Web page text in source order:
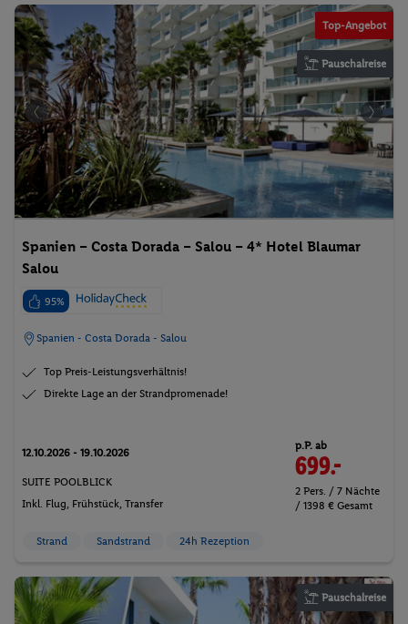
Top-Angebot
Pauschalreise
Spanien – Costa Dorada – Salou – 4* Hotel Blaumar
Salou
95%
Spanien - Costa Dorada - Salou
Top Preis-Leistungsverhältnis!
Direkte Lage an der Strandpromenade!
12.10.2026 - 19.10.2026
SUITE POOLBLICK
Inkl. Flug, Frühstück, Transfer
p.P. ab
699.-
2 Pers. / 7 Nächte
/ 1398 € Gesamt
Strand Sandstrand 24h Rezeption
Pauschalreise